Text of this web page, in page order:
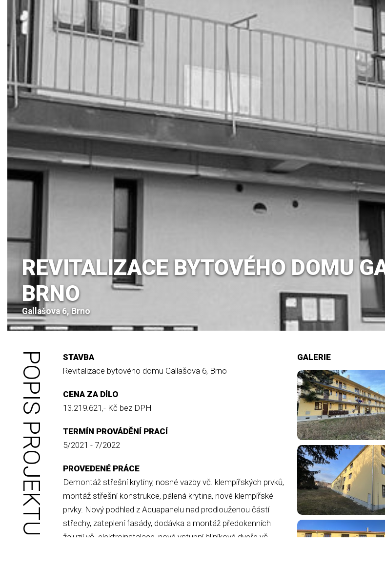
REVITALIZACE BYTOVÉHO DOMU
BRNO
Gallašova 6, Brno
POPIS PROJEKTU
STAVBA
Revitalizace bytového domu Gallašova 6, Brno
CENA ZA DÍLO
13.219.621,- Kč bez DPH
TERMÍN PROVÁDĚNÍ PRACÍ
5/2021 - 7/2022
PROVEDENÉ PRÁCE
Demontáž střešní krytiny, nosné vazby vč. klempířských prvků,
montáž střešní konstrukce, pálená krytina, nové klempířské
prvky. Nový podhled z Aquapanelu nad prodlouženou částí
střechy, zateplení fasády, dodávka a montáž předokenních
žaluzií vč. elektroinstalace, nové vstupní hliníkové dveře vč.
GALERIE